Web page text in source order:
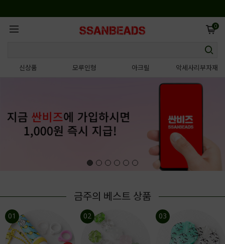
0
신상품 모루인형 아크릴 악세사리부자재
금주의 베스트 상품
01 02 03